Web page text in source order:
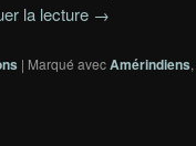
la lecture →
| Marqué avecAmérindiens,